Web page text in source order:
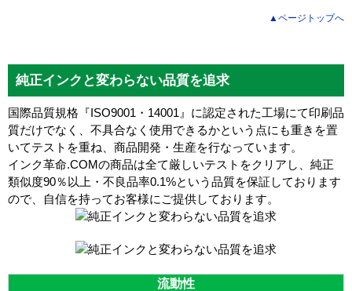
▲ページトップへ
純正インクと変わらない品質を追求
国際品質規格『ISO9001・14001』に認定された工場にて印刷品
質だけでなく、不具合なく使用できるかという点にも重きを置
いてテストを重ね、商品開発・生産を行なっています。
インク革命.COMの商品は全て厳しいテストをクリアし、 純正
類似度90％以上・不良品率0.1%という品質を保証しております
ので、自信を持ってお客様にご提供しております。
流動性